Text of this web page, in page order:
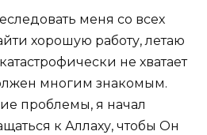
меня со всех
хорошую работу, летаю
не хватает
многим знакомым.
проблемы, я начал
к Аллаху, чтобы Он